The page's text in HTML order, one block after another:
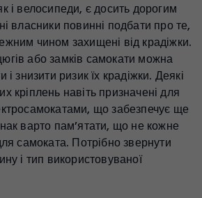
і велосипеди, є досить дорогим
власники повинні подбати про те,
чином захищені від крадіжки.
або замків самокати можна
і знизити ризик їх крадіжки. Деякі
кріплень навіть призначені для
що забезпечує ще
варто пам’ятати, що не кожне
самоката. Потрібно звернути
і тип використовуваної